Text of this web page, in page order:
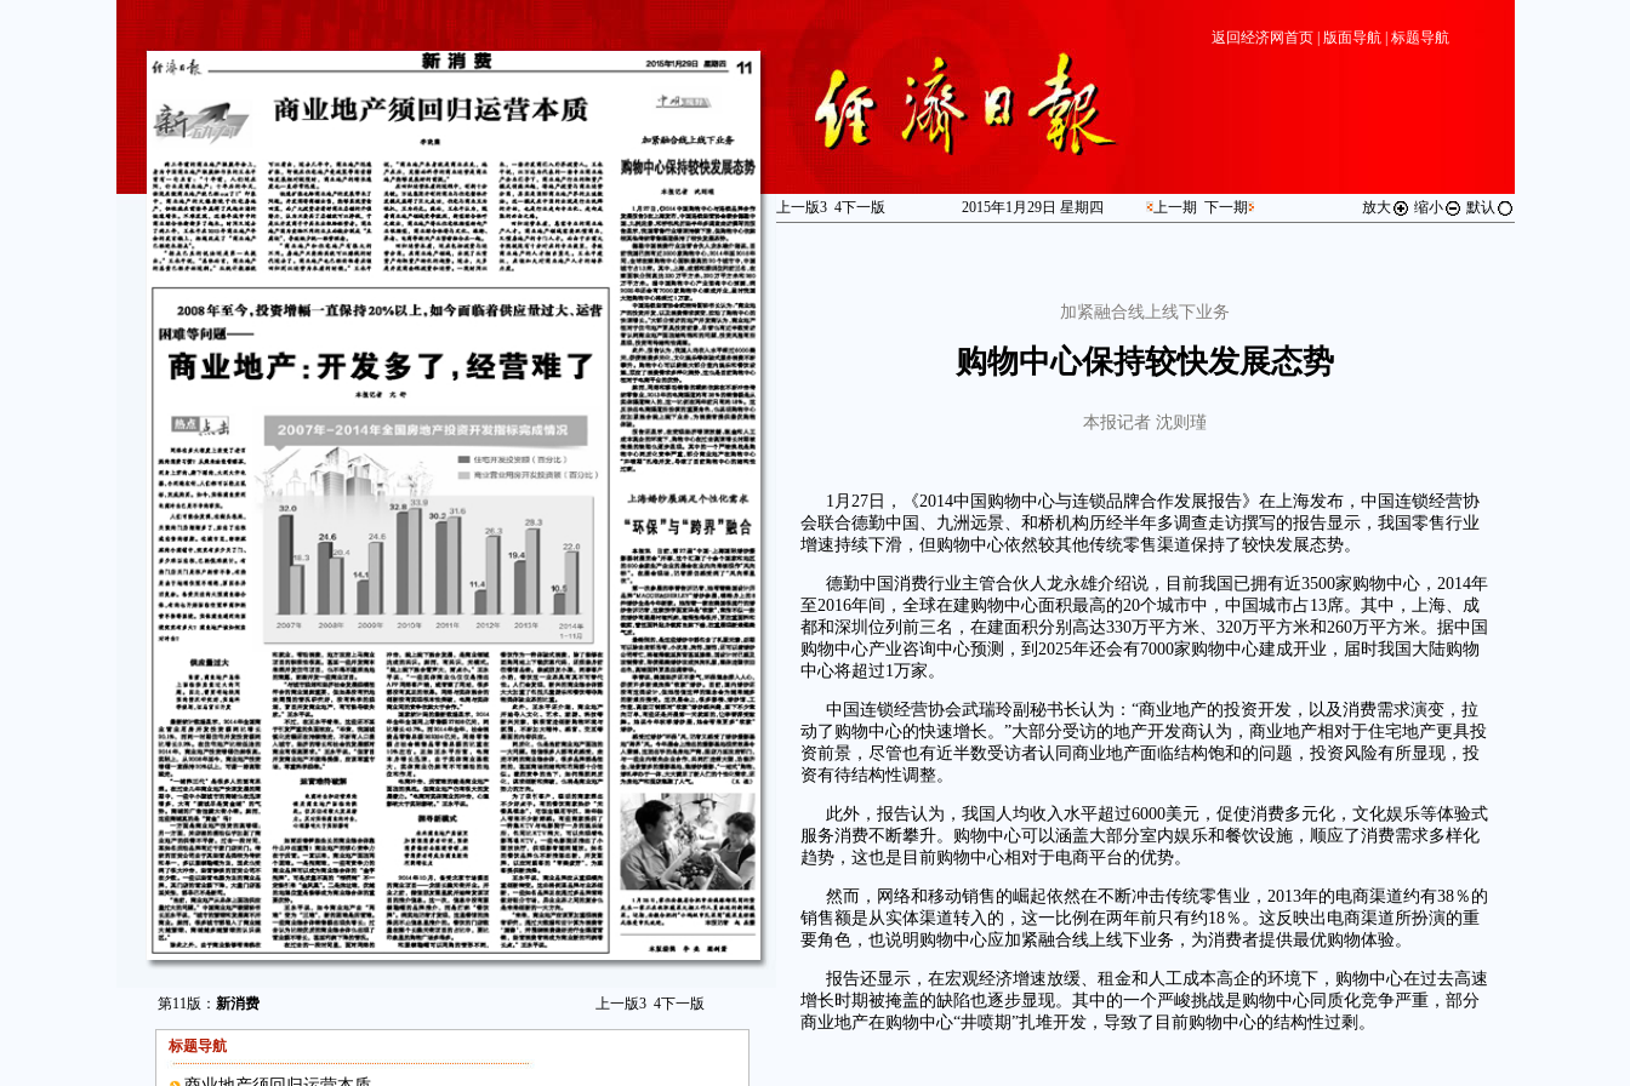
第11版： 新消费 上一版3 4下一版
标题导航
返回经济网首页| 版面导航| 标题导航
上一版3 4下一版 2015年1月29日 星期 四 上一期 下一期 放大 缩小 默认
加紧融合线上线下业务
购物中心保持较快发展态势
本报记者 沈则瑾
1月27日，《2014中国购物中心与连锁品牌合作发展报告》在上海发布，中国连锁经营协
会联合德勤中国、九洲远景、和桥机构历经半年多调查走访撰写的报告显示，我国零售行业
增速持续下滑，但购物中心依然较其他传统零售渠道保持了较快发展态势。
德勤中国消费行业主管合伙人龙永雄介绍说，目前我国已拥有近3500家购物中心，2014年
至2016年间，全球在建购物中心面积最高的20个城市中，中国城市占13席。其中，上海、成
都和深圳位列前三名，在建面积分别高达330万平方米、320万平方米和260万平方米。据中国
购物中心产业咨询中心预测，到2025年还会有7000家购物中心建成开业，届时我国大陆购物
中心将超过1万家。
中国连锁经营协会武瑞玲副秘书长认为：“商业地产的投资开发，以及消费需求演变，拉
动了购物中心的快速增长。”大部分受访的地产开发商认为，商业地产相对于住宅地产更具投
资前景，尽管也有近半数受访者认同商业地产面临结构饱和的问题，投资风险有所显现，投
资有待结构性调整。
此外，报告认为，我国人均收入水平超过6000美元，促使消费多元化，文化娱乐等体验式
服务消费不断攀升。购物中心可以涵盖大部分室内娱乐和餐饮设施，顺应了消费需求多样化
趋势，这也是目前购物中心相对于电商平台的优势。
然而，网络和移动销售的崛起依然在不断冲击传统零售业，2013年的电商渠道约有38％的
销售额是从实体渠道转入的，这一比例在两年前只有约18％。这反映出电商渠道所扮演的重
要角色，也说明购物中心应加紧融合线上线下业务，为消费者提供最优购物体验。
报告还显示，在宏观经济增速放缓、租金和人工成本高企的环境下，购物中心在过去高速
增长时期被掩盖的缺陷也逐步显现。其中的一个严峻挑战是购物中心同质化竞争严重，部分
商业地产在购物中心“井喷期”扎堆开发，导致了目前购物中心的结构性过剩。